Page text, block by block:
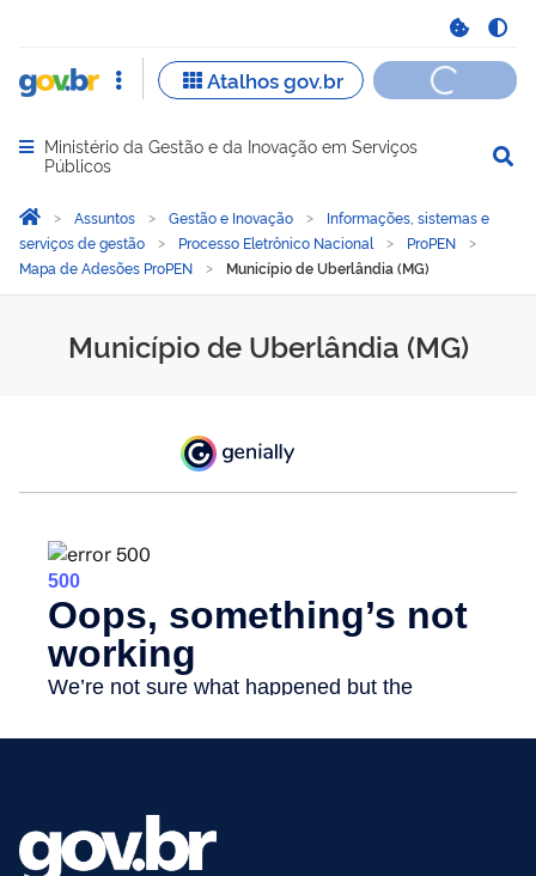
Abrir menu principal de navegação
Ministério da Gestão e da Inovação em Serviços
Públicos
Você está aqui:
Página Inicial
Assuntos Gestão e Inovação
Informações, sistemas e
serviços de gestão
Processo Eletrônico Nacional
ProPEN
Mapa de Adesões ProPEN
Município de Uberlândia (MG)
Município de Uberlândia
Município de Uberlândia (MG)